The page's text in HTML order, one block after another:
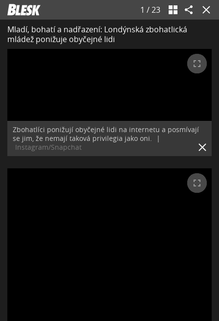
1 /23
Mladí, bohatí a nadřazení: Londýnská zbohatlická
mládež ponižuje obyčejné lidi
Zbohatlíci ponižují obyčejné lidi na internetu a posmívají
se jim, že nemají taková privilegia jako oni.
|
Instagram/Snapchat